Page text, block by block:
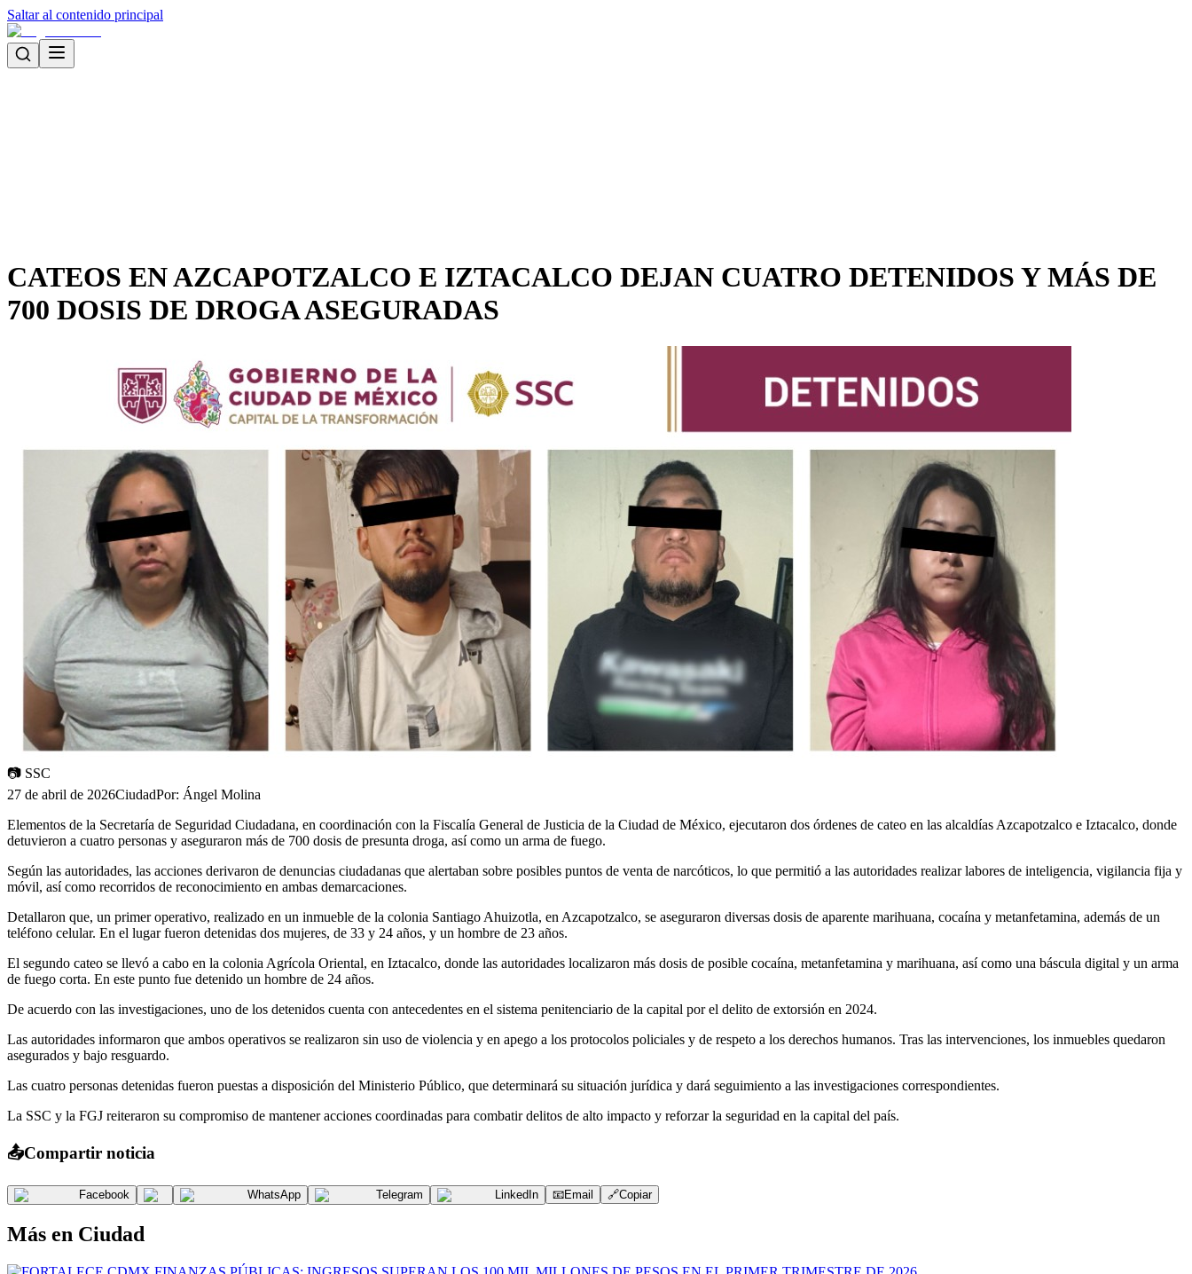
Saltar al contenido principal
CATEOS EN AZCAPOTZALCO E IZTACALCO DEJAN CUATRO DETENIDOS Y MÁS DE
700 DOSIS DE DROGA ASEGURADAS
📷 SSC
27 de abril de 2026CiudadPor: Ángel Molina
Elementos de la Secretaría de Seguridad Ciudadana, en coordinación con la Fiscalía General de Justicia de la Ciudad de México, ejecutaron dos órdenes de cateo en las alcaldías Azcapotzalco e Iztacalco, donde
detuvieron a cuatro personas y aseguraron más de 700 dosis de presunta droga, así como un arma de fuego.
Según las autoridades, las acciones derivaron de denuncias ciudadanas que alertaban sobre posibles puntos de venta de narcóticos, lo que permitió a las autoridades realizar labores de inteligencia, vigilancia fija y
móvil, así como recorridos de reconocimiento en ambas demarcaciones.
Detallaron que, un primer operativo, realizado en un inmueble de la colonia Santiago Ahuizotla, en Azcapotzalco, se aseguraron diversas dosis de aparente marihuana, cocaína y metanfetamina, además de un
teléfono celular. En el lugar fueron detenidas dos mujeres, de 33 y 24 años, y un hombre de 23 años.
El segundo cateo se llevó a cabo en la colonia Agrícola Oriental, en Iztacalco, donde las autoridades localizaron más dosis de posible cocaína, metanfetamina y marihuana, así como una báscula digital y un arma
de fuego corta. En este punto fue detenido un hombre de 24 años.
De acuerdo con las investigaciones, uno de los detenidos cuenta con antecedentes en el sistema penitenciario de la capital por el delito de extorsión en 2024.
Las autoridades informaron que ambos operativos se realizaron sin uso de violencia y en apego a los protocolos policiales y de respeto a los derechos humanos. Tras las intervenciones, los inmuebles quedaron
asegurados y bajo resguardo.
Las cuatro personas detenidas fueron puestas a disposición del Ministerio Público, que determinará su situación jurídica y dará seguimiento a las investigaciones correspondientes.
La SSC y la FGJ reiteraron su compromiso de mantener acciones coordinadas para combatir delitos de alto impacto y reforzar la seguridad en la capital del país.
📤Compartir noticia
Facebook WhatsApp Telegram LinkedIn 📧Email 🔗Copiar
Más en Ciudad